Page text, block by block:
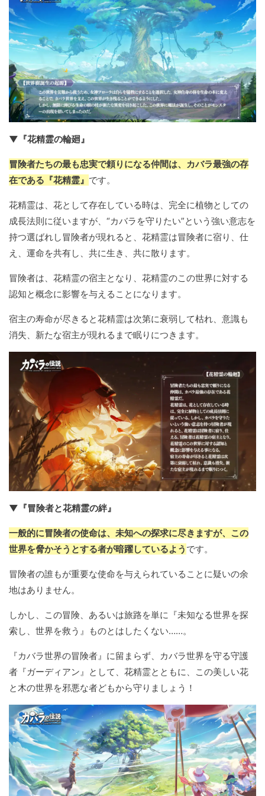
▼『花精霊の輪廻』
冒険者たちの最も忠実で頼りになる仲間は、カバラ最強の存
在である『花精霊』 です。
花精霊は、花として存在している時は、完全に植物としての
成長法則に従いますが、“カバラを守りたい”という強い意志を
持つ選ばれし冒険者が現れると、花精霊は冒険者に宿り、仕
え、運命を共有し、共に生き、共に散ります。
冒険者は、花精霊の宿主となり、花精霊のこの世界に対する
認知と概念に影響を与えることになります。
宿主の寿命が尽きると花精霊は次第に衰弱して枯れ、意識も
消失、新たな宿主が現れるまで眠りにつきます。
▼『冒険者と花精霊の絆』
一般的に冒険者の使命は、未知への探求に尽きますが、この
世界を脅かそうとする者が暗躍しているよう です。
冒険者の誰もが重要な使命を与えられていることに疑いの余
地はありません。
しかし、この冒険、あるいは旅路を単に『未知なる世界を探
索し、世界を救う』ものとはしたくない……。
『カバラ世界の冒険者』に留まらず、カバラ世界を守る守護
者『ガーディアン』として、花精霊とともに、この美しい花
と木の世界を邪悪な者どもから守りましょう！